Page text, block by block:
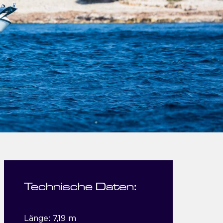
Technische Daten:
Länge: 7,19 m